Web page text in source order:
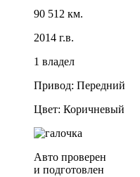
90 512 км.
2014 г.в.
1 владел
Привод: Передний
Цвет: Коричневый
Авто проверен
и подготовлен